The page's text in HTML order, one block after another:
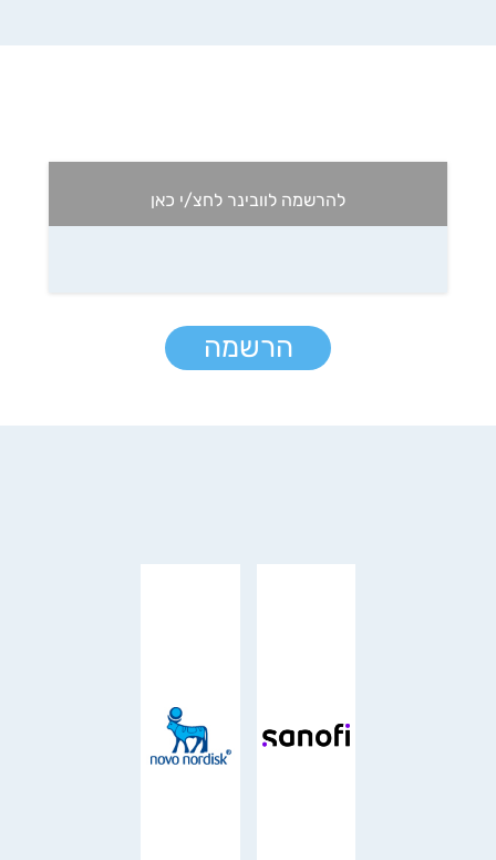
להרשמה לוובינר לחצ/י כאן
הרשמה